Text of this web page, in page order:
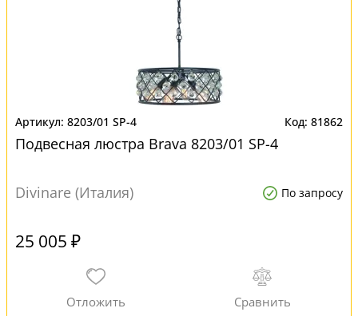
8203/01 SP-4 81862
Подвесная люстра Brava 8203/01 SP-4
Divinare (Италия) По запросу
25 005 ₽